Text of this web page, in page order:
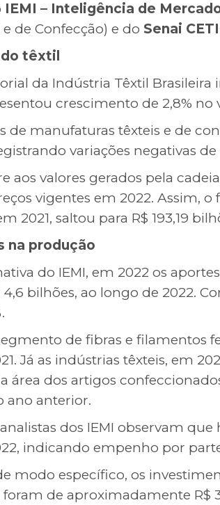
IEMI – Inteligência de
de Confecção) e do Senai
têxtil
da Indústria Têxtil
crescimento de 2,8% no
de manufaturas têxteis e de
variações negativas de
aos valores gerados pela
vigentes em 2022. Assim,
2021, saltou para R$ 193,19
na produção
do IEMI, em 2022 os
4,6 bilhões, ao longo de 2022.
de fibras e filamentos
Já as indústrias têxteis, em
área dos artigos
ano anterior.
dos IEMI observam
indicando empenho por
modo específico, os
de aproximadamente R$